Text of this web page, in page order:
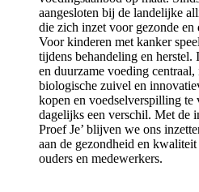
aangesloten bij de landelijke
die zich inzet voor gezonde
Voor kinderen met kanker
tijdens behandeling en herstel.
en duurzame voeding
biologische zuivel en
kopen en voedselverspilling te
dagelijks een verschil. Met de
Proef Je’ blijven we ons
aan de gezondheid en
ouders en medewerkers.